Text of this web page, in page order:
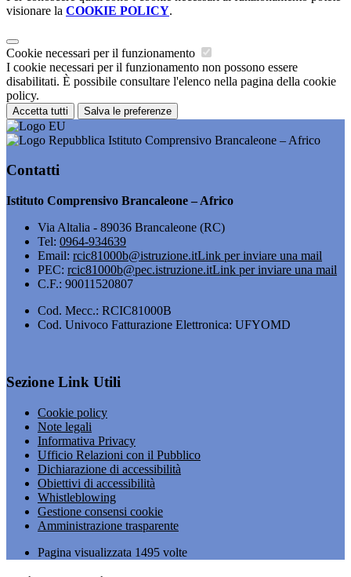
visionare la COOKIE POLICY.
Cookie necessari per il funzionamento
I cookie necessari per il funzionamento non possono essere
disabilitati. È possibile consultare l'elenco nella pagina della cookie
policy.
Accetta tutti Salva le preferenze
Istituto Comprensivo Brancaleone – Africo
Contatti
Istituto Comprensivo Brancaleone – Africo
Via Altalia - 89036 Brancaleone (RC)
Tel: 0964-934639
Email: rcic81000b@istruzione.itLink per inviare una mail
PEC: rcic81000b@pec.istruzione.itLink per inviare una mail
C.F.: 90011520807
Cod. Mecc.: RCIC81000B
Cod. Univoco Fatturazione Elettronica: UFYOMD
Sezione Link Utili
Cookie policy
Note legali
Informativa Privacy
Ufficio Relazioni con il Pubblico
Dichiarazione di accessibilità
Obiettivi di accessibilità
Whistleblowing
Gestione consensi cookie
Amministrazione trasparente
Pagina visualizzata 1495 volte